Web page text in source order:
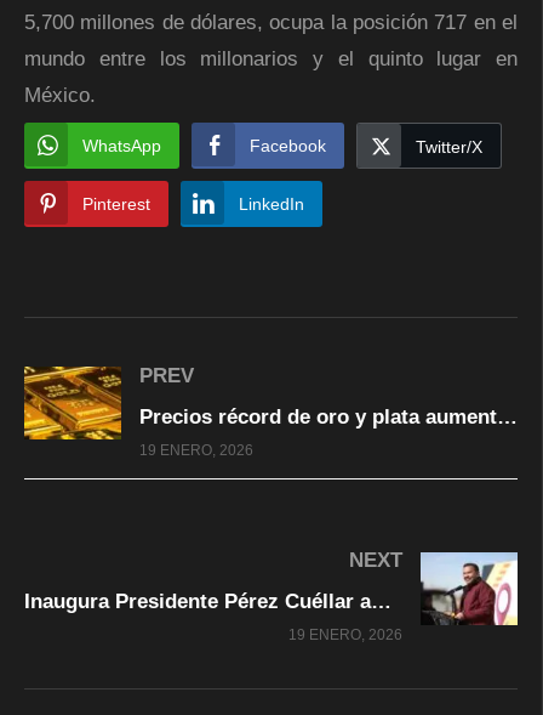
5,700 millones de dólares, ocupa la posición 717 en el
mundo entre los millonarios y el quinto lugar en
México.
WhatsApp Facebook Twitter/X
Pinterest LinkedIn
PREV
Precios récord de oro y plata aumentan valor de la producción minera de Chihuahua
19 ENERO, 2026
NEXT
Inaugura Presidente Pérez Cuéllar ampliación de la avenida De las Torres
19 ENERO, 2026